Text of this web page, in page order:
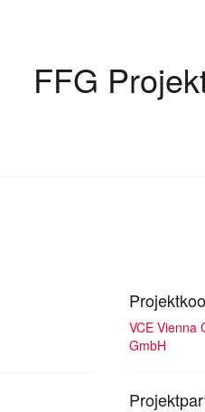
FFG
VCE Vienna
GmbH